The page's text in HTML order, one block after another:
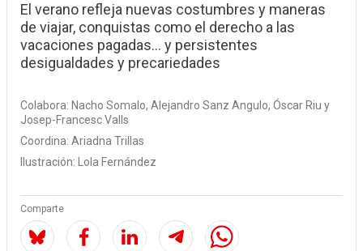
El verano refleja nuevas costumbres y maneras
de viajar, conquistas como el derecho a las
vacaciones pagadas... y persistentes
desigualdades y precariedades
Colabora: Nacho Somalo Alejandro Sanz Angulo Óscar Riu
Josep-Francesc Valls
Coordina: Ariadna Trillas
Ilustración:
Lola Fernández
Comparte